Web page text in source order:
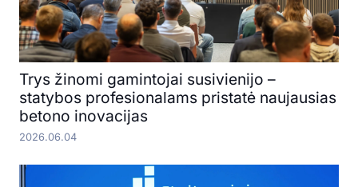
Trys žinomi gamintojai susivienijo –
statybos profesionalams pristatė naujausias
betono inovacijas
2026.06.04